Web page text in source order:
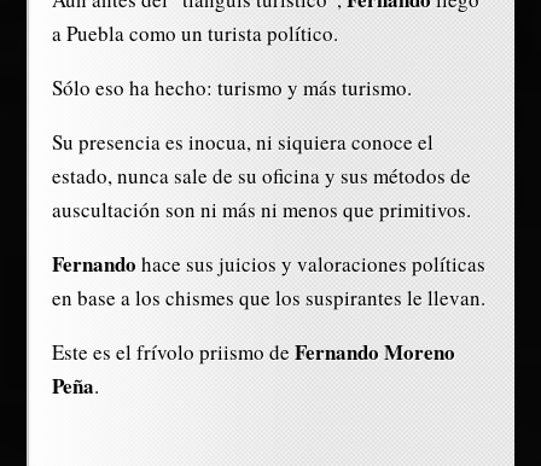
a Puebla como un turista político.
Sólo eso ha hecho: turismo y más turismo.
Su presencia es inocua, ni siquiera conoce el
estado, nunca sale de su oficina y sus métodos de
auscultación son ni más ni menos que primitivos.
Fernando hace sus juicios y valoraciones políticas
en base a los chismes que los suspirantes le llevan.
Este es el frívolo priismo deFernando Moreno
Peña.